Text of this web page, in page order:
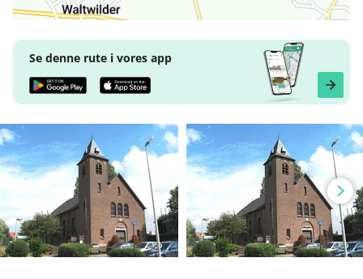
Se denne rute i vores app